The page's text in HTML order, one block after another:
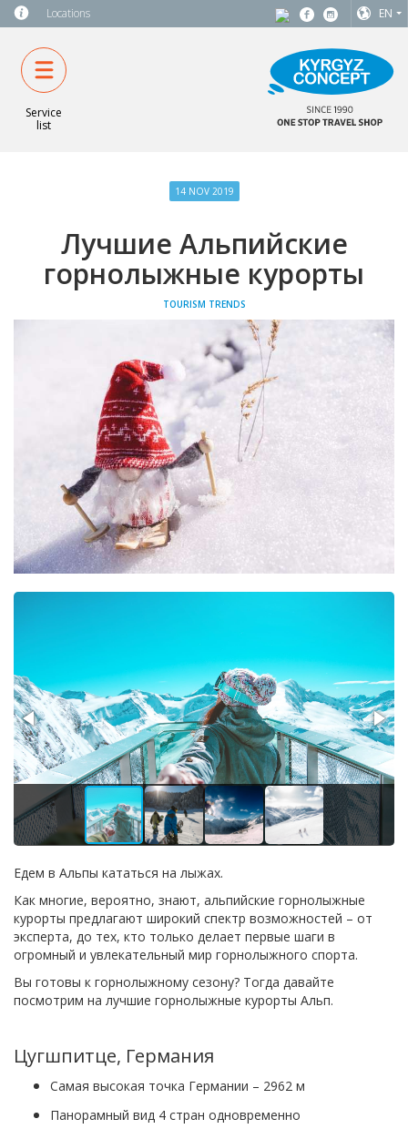
Locations EN
Service
list
14 NOV 2019
Лучшие Альпийские
горнолыжные курорты
TOURISM TRENDS
Едем в Альпы кататься на лыжах.
Как многие, вероятно, знают, альпийские горнолыжные
курорты предлагают широкий спектр возможностей – от
эксперта, до тех, кто только делает первые шаги в
огромный и увлекательный мир горнолыжного спорта.
Вы готовы к горнолыжному сезону? Тогда давайте
посмотрим на лучшие горнолыжные курорты Альп.
Цугшпитце, Германия
Самая высокая точка Германии – 2962 м
Панорамный вид 4 стран одновременно